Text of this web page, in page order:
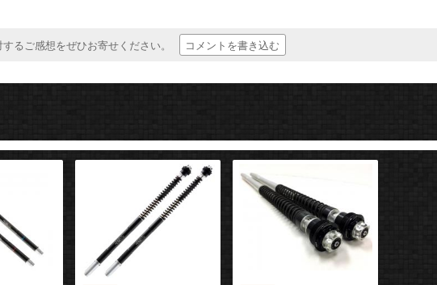
するご感想をぜひお寄せください。 コメントを書き込む